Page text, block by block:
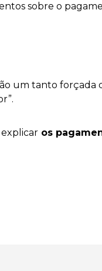
sobre o
um tanto
explicar os